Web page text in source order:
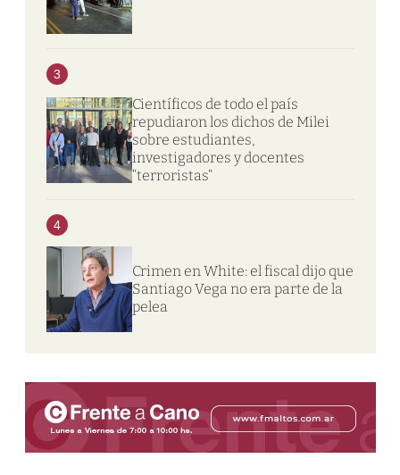
3
Científicos de todo el país
repudiaron los dichos de Milei
sobre estudiantes,
investigadores y docentes
“terroristas”
4
Crimen en White: el fiscal dijo que
Santiago Vega no era parte de la
pelea